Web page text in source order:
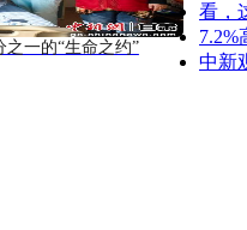
一的“生命之约”
看，
7.2%
中新